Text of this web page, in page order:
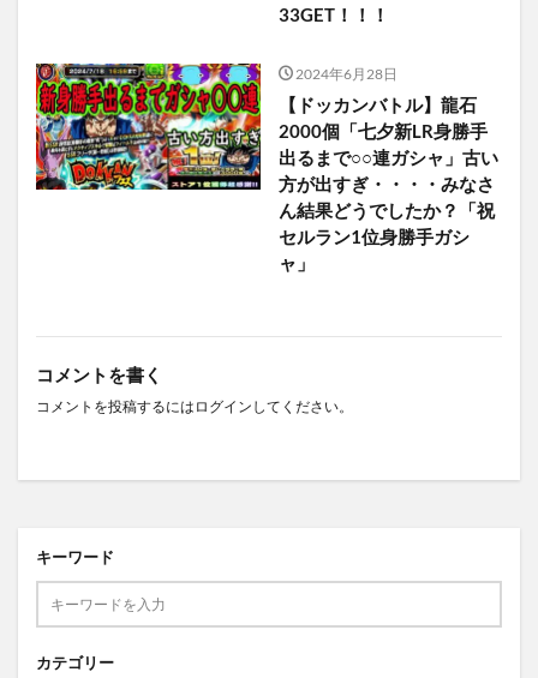
33GET！！！
2024年6月28日
【ドッカンバトル】龍石
2000個「七夕新LR身勝手
出るまで○○連ガシャ」古い
方が出すぎ・・・・みなさ
ん結果どうでしたか？「祝
セルラン1位身勝手ガシ
ャ」
コメントを書く
コメントを投稿するには ログイン してください。
キーワード
カテゴリー